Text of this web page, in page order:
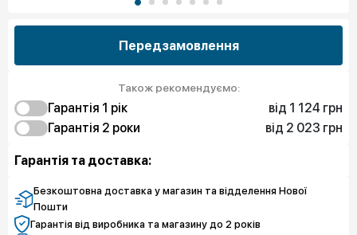
Передзамовлення
Також рекомендуємо:
Гарантія 1 рiк
від 1 124 грн
Захист від браку
1 124 грн
Гарантія 2 роки
від 2 023 грн
Чистий спокій
Гарантія та доставка:
Безкоштовна доставка у магазин та відделення Нової
Пошти
Гарантія від виробника та магазину до 2 років